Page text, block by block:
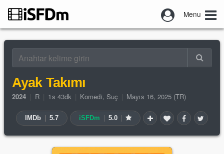
Menu
Ayak Takımı
2024 R 1s 43dk Komedi, Suç Mayıs 16, 2025 (TR)
IMDb 5.7 iSFDm 5.0